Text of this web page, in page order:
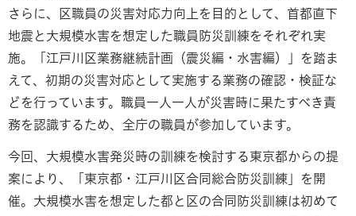
さらに、区職員の災害対応力向上を目的として、首都直下
地震と大規模水害を想定した職員防災訓練をそれぞれ実
施。「江戸川区業務継続計画（震災編・水害編）」を踏ま
えて、初期の災害対応として実施する業務の確認・検証な
どを行っています。職員一人一人が災害時に果たすべき責
務を認識するため、全庁の職員が参加しています。
今回、大規模水害発災時の訓練を検討する東京都からの提
案により、「東京都・江戸川区合同総合防災訓練」を開
催。大規模水害を想定した都と区の合同防災訓練は初めて